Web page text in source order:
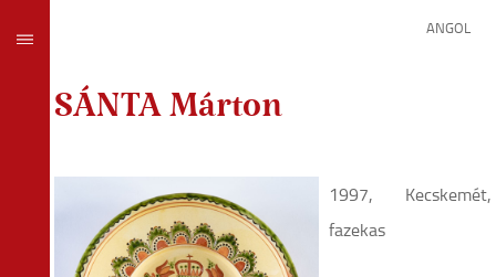
ANGOL
SÁNTA Márton
1997, Kecskemét,
fazekas